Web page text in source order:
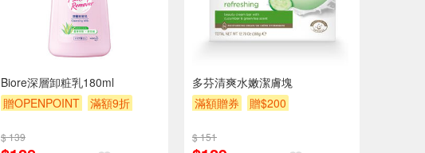
Biore深層卸粧乳180ml
贈OPENPOINT
滿額9折
$ 139
多芬清爽水嫩潔膚塊
滿額贈券
贈$200
$ 151